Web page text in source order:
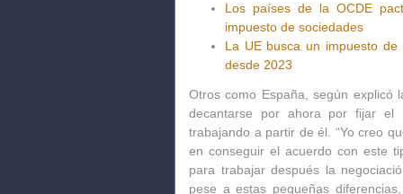
Los países de la OCDE
impuesto de sociedades
La UE busca un impuesto
desde 2023
Otros como España, según explicó
decantarse por ahora por fijar
trabajando a partir de él. “Yo creo
en conseguir el acuerdo con este
para trabajar después la
pese a estas pequeñas